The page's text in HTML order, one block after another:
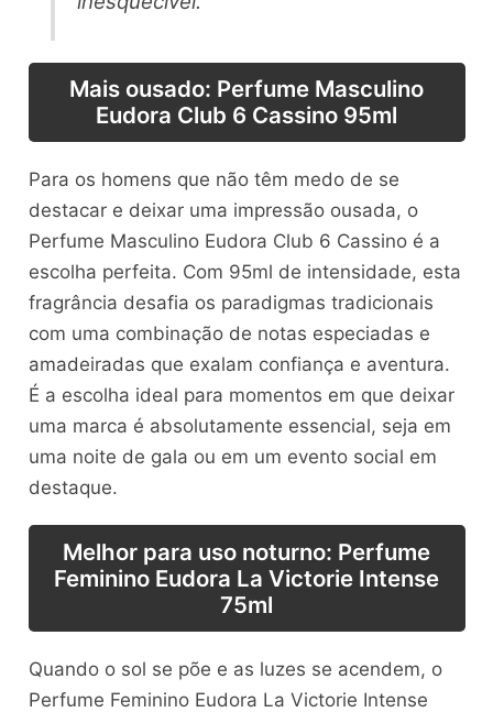
Mais ousado: Perfume Masculino
Eudora Club 6 Cassino 95ml
Para os homens que não têm medo de se
destacar e deixar uma impressão ousada, o
Perfume Masculino Eudora Club 6 Cassino é a
escolha perfeita. Com 95ml de intensidade, esta
fragrância desafia os paradigmas tradicionais
com uma combinação de notas especiadas e
amadeiradas que exalam confiança e aventura.
É a escolha ideal para momentos em que deixar
uma marca é absolutamente essencial, seja em
uma noite de gala ou em um evento social em
destaque.
Melhor para uso noturno: Perfume
Feminino Eudora La Victorie Intense
75ml
Quando o sol se põe e as luzes se acendem, o
Perfume Feminino Eudora La Victorie Intense